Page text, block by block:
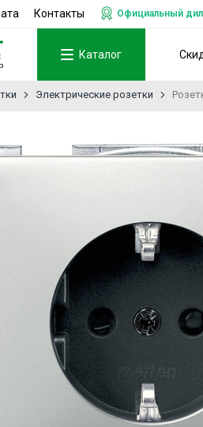
Контакты Официальный
Каталог
Электрические розетки